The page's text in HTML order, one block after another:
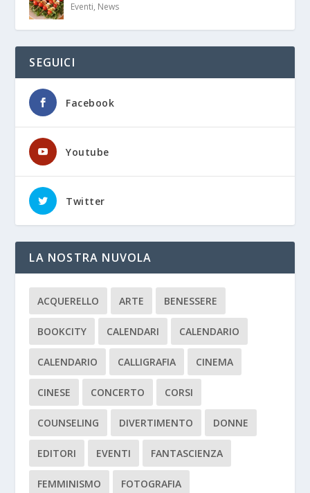
Eventi, News
SEGUICI
Facebook
Youtube
Twitter
LA NOSTRA NUVOLA
ACQUERELLO ARTE BENESSERE
BOOKCITY CALENDARI CALENDARIO
CALENDARIO CALLIGRAFIA CINEMA
CINESE CONCERTO CORSI
COUNSELING DIVERTIMENTO DONNE
EDITORI EVENTI FANTASCIENZA
FEMMINISMO FOTOGRAFIA